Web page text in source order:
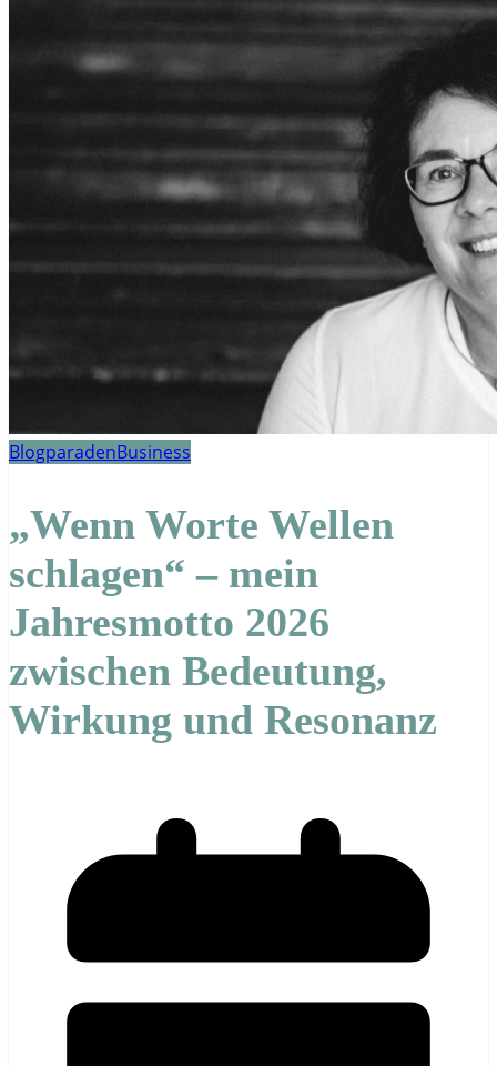
BlogparadenBusiness
„Wenn Worte Wellen
schlagen“ – mein
Jahresmotto 2026
zwischen Bedeutung,
Wirkung und Resonanz